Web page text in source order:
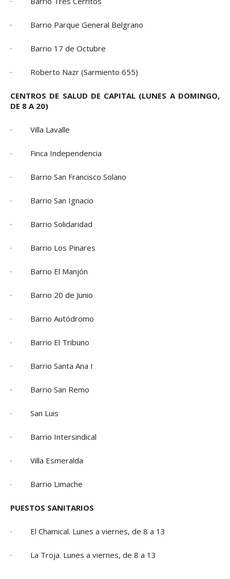
· Barrio Parque General Belgrano
· Barrio 17 de Octubre
· Roberto Nazr (Sarmiento 655)
CENTROS DE SALUD DE CAPITAL (LUNES A DOMINGO,
DE 8 A 20)
· Villa Lavalle
· Finca Independencia
· Barrio San Francisco Solano
· Barrio San Ignacio
· Barrio Solidaridad
· Barrio Los Pinares
· Barrio El Manjón
· Barrio 20 de Junio
· Barrio Autódromo
· Barrio El Tribuno
· Barrio Santa Ana I
· Barrio San Remo
· San Luis
· Barrio Intersindical
· Villa Esmeralda
· Barrio Limache
PUESTOS SANITARIOS
· El Chamical. Lunes a viernes, de 8 a 13
· La Troja. Lunes a viernes, de 8 a 13